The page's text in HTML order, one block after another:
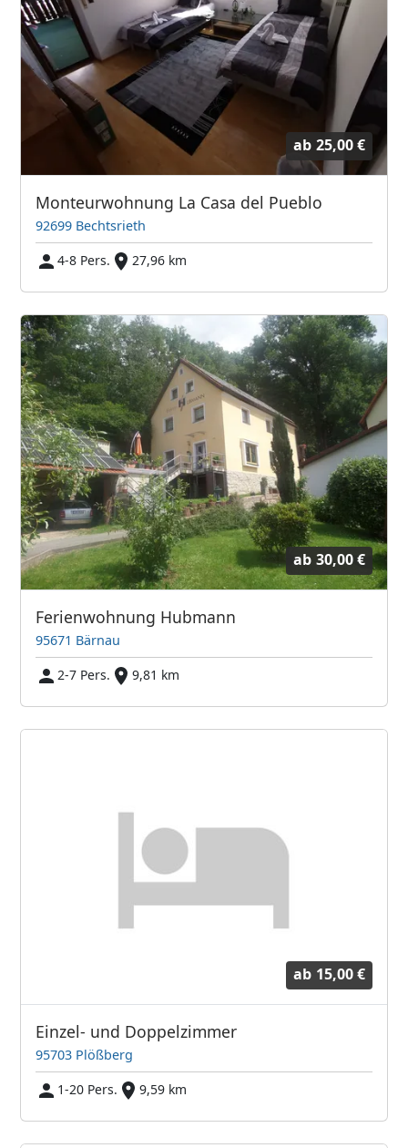
ab 25,00 €
Monteurwohnung La Casa del Pueblo
92699 Bechtsrieth
4-8 Pers.
27,96 km
ab 30,00 €
Ferienwohnung Hubmann
95671 Bärnau
2-7 Pers.
9,81 km
ab 15,00 €
Einzel- und Doppelzimmer
95703 Plößberg
1-20 Pers.
9,59 km